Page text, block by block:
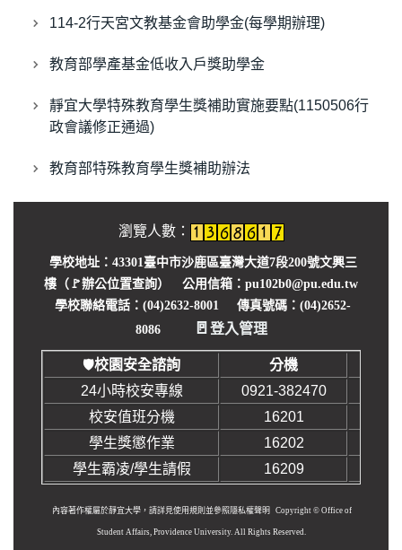
學務你我他 Q&A
114-2行天宮文教基金會助學金(每學期辦理)
教育部學產基金低收入戶獎助學金
靜宜大學特殊教育學生獎補助實施要點(1150506行
政會議修正通過)
教育部特殊教育學生獎補助辦法
瀏覽人數：
學校地址：43301臺中市沙鹿區臺灣大道7段200號文興三
樓（🚩辦公位置查詢） 公用信箱：pu102b0@pu.edu.tw
學校聯絡電話：(04)2632-8001 傳真號碼：(04)2652-
8086
🚪 登入管理
🛡️校園安全諮詢
分機
24小時校安專線
0921-382470
校安值班分機
16201
學生獎懲作業
16202
學生霸凌/學生請假
16209
內容著作權屬於靜宜大學，請詳見使用規則並參照隱私權聲明 Copyright © Office of
Student Affairs, Providence University. All Rights Reserved.